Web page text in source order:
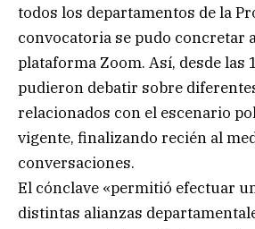
todos los departamentos de la
convocatoria se pudo concretar
plataforma Zoom. Así, desde las
pudieron debatir sobre
relacionados con el escenario
vigente, finalizando recién al
conversaciones.
El cónclave «permitió efectuar
distintas alianzas